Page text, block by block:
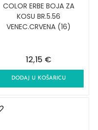
COLOR ERBE BOJA ZA
KOSU BR.5.56
VENEC.CRVENA (16)
12,15 €
DODAJ U KOŠARICU